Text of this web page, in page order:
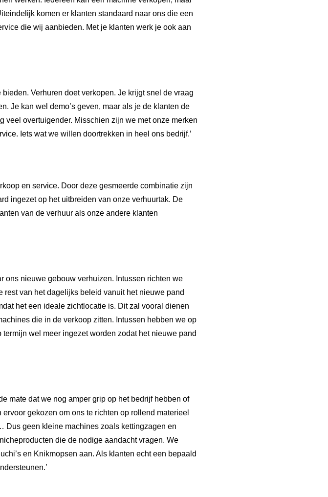
komen er klanten standaard naar ons die een
die wij aanbieden. Met je klanten werk je ook aan
Verhuren doet verkopen. Je krijgt snel de vraag
Je kan wel demo’s geven, maar als je de klanten de
veel overtuigender. Misschien zijn we met onze merken
Iets wat we willen doortrekken in heel ons bedrijf.’
en service. Door deze gesmeerde combinatie zijn
ingezet op het uitbreiden van onze verhuurtak. De
van de verhuur als onze andere klanten
ons nieuwe gebouw verhuizen. Intussen richten we
rest van het dagelijks beleid vanuit het nieuwe pand
het een ideale zichtlocatie is. Dit zal vooral dienen
die in de verkoop zitten. Intussen hebben we op
wel meer ingezet worden zodat het nieuwe pand
mate dat we nog amper grip op het bedrijf hebben of
gekozen om ons te richten op rollend materieel
geen kleine machines zoals kettingzagen en
die de nodige aandacht vragen. We
en Knikmopsen aan. Als klanten echt een bepaald